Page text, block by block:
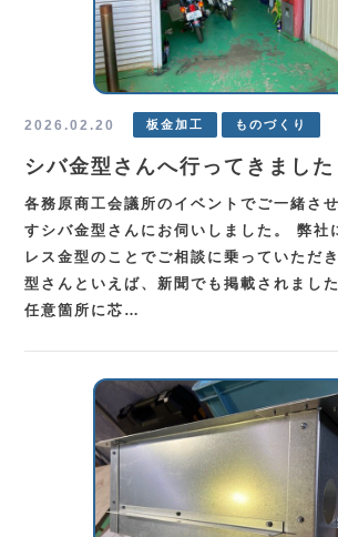
2026.02.20 板金加工 ものづくり
シバ金型さんへ行ってきました
各務原商工会議所のイベントでご一緒さ
すシバ金型さんにお伺いしました。 弊社
レス金型のことでご相談に乗っていただ
型さんといえば、新聞でも掲載されまし
任意箇所に芯…